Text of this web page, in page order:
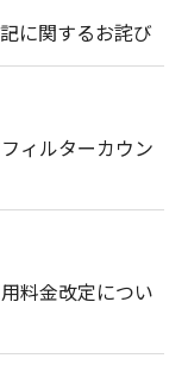
に関するお詫び
ィルターカウン
料金改定につい